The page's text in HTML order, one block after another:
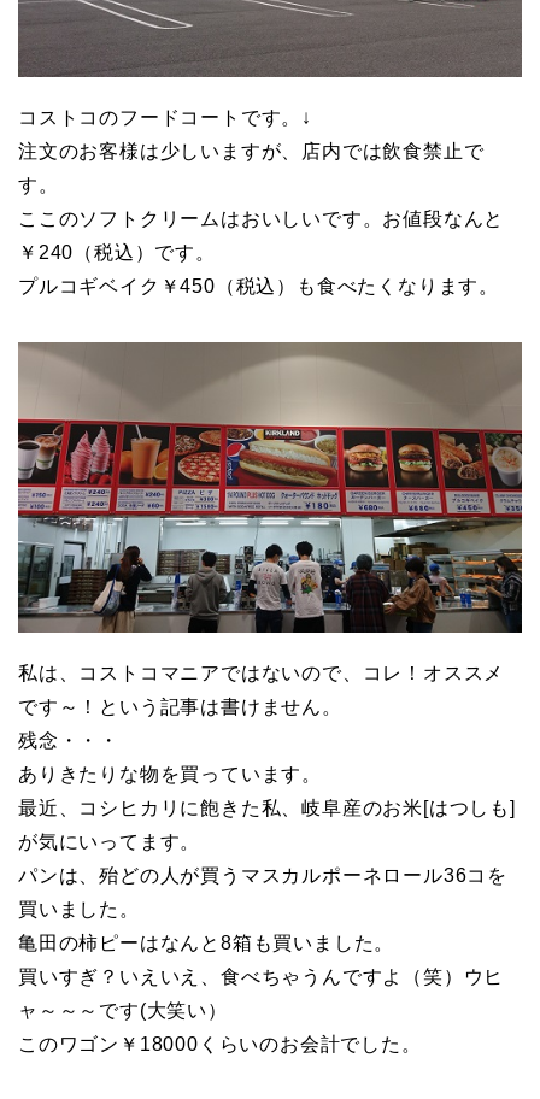
コストコのフードコートです。↓
注文のお客様は少しいますが、店内では飲食禁止で
す。
ここのソフトクリームはおいしいです。お値段なんと
￥240（税込）です。
プルコギベイク￥450（税込）も食べたくなります。
私は、コストコマニアではないので、コレ！オススメ
です～！という記事は書けません。
残念・・・
ありきたりな物を買っています。
最近、コシヒカリに飽きた私、岐阜産のお米[はつしも]
が気にいってます。
パンは、殆どの人が買うマスカルポーネロール36コを
買いました。
亀田の柿ピーはなんと8箱も買いました。
買いすぎ？いえいえ、食べちゃうんですよ（笑）ウヒ
ャ～～～です(大笑い）
このワゴン￥18000くらいのお会計でした。